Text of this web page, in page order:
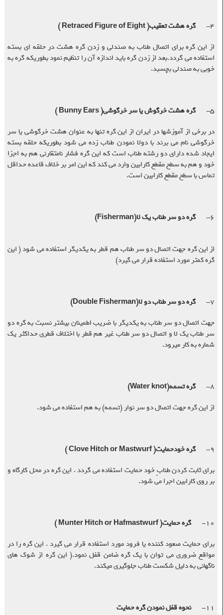
۴- گره هشت تعقیب( Retraced Figure of Eight )
از این گره برای اتصال طناب به صندلی و زدن گره هشت در حلقه ای بسته
استفاده می گردد.بعد از زدن گره باید اندازه آن را تنظیم نمود بطوریکه گره به
خوبی به صندلی بچسبد.
۵- گره هشت خرگوش یا سر خرگوشی( Bunny Ears )
در برخی از آموزشها در ایران از این گره تنها به عنوان هشت خرگوشی یا سر
خرگوشی نام می برند با دولا نمودن طناب زده می شود بطوریکه حلقه بسته
ایجاد شده دارای دو رشته طناب است که این گره فشار نامتقارنی هم به اجزا
خود و هم به سطح مقطع کارابین وارد می کند که این امر بر خلاف قاعده حداقل
تماس با سطح مقطع کارابین است.
۶- گره دو سر طناب یک لا(Fisherman)
از این گره جهت اتصال دو سر طناب هم قطر به یکدیگر استفاده می شود ( این
گره کمتر مورد استفاده قرار می گیرد)
۷- گره دو سر طناب دو لا(Double Fisherman)
جهت اتصال دو سر طناب به یکدیگر با ضریب اطمینان بیشتر نسبت به گره دو
سر طناب یک لا و اتصال دو سر طناب غیر هم قطر با اختلاف قطری حداکثر یک
شماره به کار میرود.
۸- گره تسمه(Water knot)
از این گره جهت اتصال دو سر نوار (تسمه) به هم استفاده می شود.
۹- گره خودحمایت( Clove Hitch or Mastwurf )
برای ثابت کردن طنابٍ خود حمایت استفاده می گردد . این گره در محل کارگاه و
بر روی کارابین اجرا می شود.
۱۰- گره حمایت( Munter Hitch or Hafmastwurf )
برای حمایت صعود کننده یا فرود مورد استفاده قرار می گیرد . این گره را در
مواقع ضروری می توان با یک گره ضامن قفل نمود.( این گره از شوک های
ناگهانی به دلیل شکست طناب جلوگیری میکند.
۱۱- نحوه قفل نمودن گره حمایت